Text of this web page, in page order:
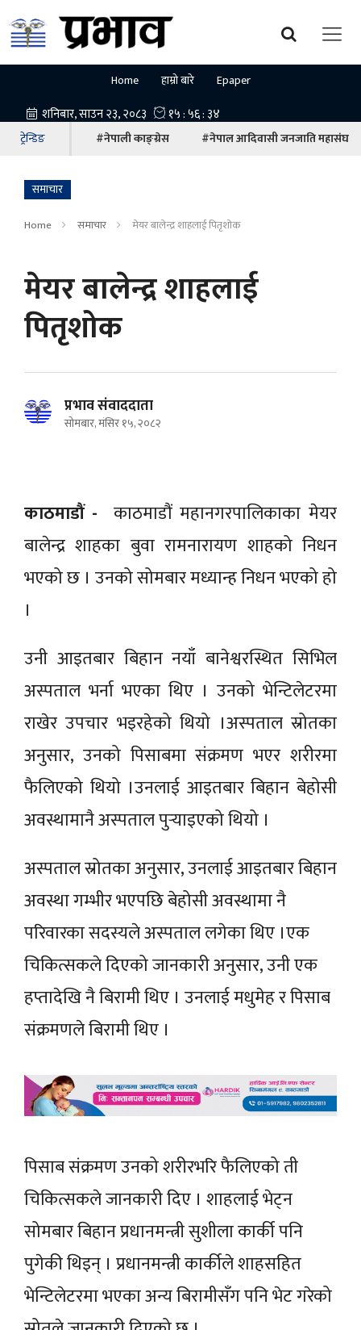
Home हाम्रो बारे Epaper
ट्रेन्डिङ #नेपाली काङ्ग्रेस #नेपाल आदिवासी जनजाति महासंघ
समाचार
Home समाचार मेयर बालेन्द्र शाहलाई पितृशोक
मेयर बालेन्द्र शाहलाई
पितृशोक
प्रभाव संवाददाता
सोमबार, मंसिर १५, २०८२
काठमाडौं - काठमाडौं महानगरपालिकाका मेयर
बालेन्द्र शाहका बुवा रामनारायण शाहको निधन
भएको छ । उनको सोमबार मध्यान्ह निधन भएको हो
।
उनी आइतबार बिहान नयाँ बानेश्वरस्थित सिभिल
अस्पताल भर्ना भएका थिए । उनको भेन्टिलेटरमा
राखेर उपचार भइरहेको थियो ।अस्पताल स्रोतका
अनुसार, उनको पिसाबमा संक्रमण भएर शरीरमा
फैलिएको थियो ।उनलाई आइतबार बिहान बेहोसी
अवस्थामानै अस्पताल पुर्‍याइएको थियो ।
अस्पताल स्रोतका अनुसार, उनलाई आइतबार बिहान
अवस्था गम्भीर भएपछि बेहोसी अवस्थामा नै
परिवारका सदस्यले अस्पताल लगेका थिए ।एक
चिकित्सकले दिएको जानकारी अनुसार, उनी एक
हप्तादेखि नै बिरामी थिए । उनलाई मधुमेह र पिसाब
संक्रमणले बिरामी थिए ।
पिसाब संक्रमण उनको शरीरभरि फैलिएको ती
चिकित्सकले जानकारी दिए । शाहलाई भेट्न
सोमबार बिहान प्रधानमन्त्री सुशीला कार्की पनि
पुगेकी थिइन् । प्रधानमन्त्री कार्कीले शाहसहित
भेन्टिलेटरमा भएका अन्य बिरामीसँग पनि भेट गरेको